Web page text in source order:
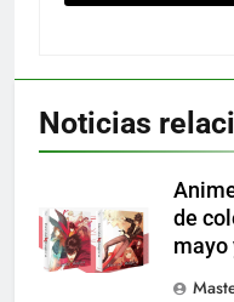
Noticias
de
mayo